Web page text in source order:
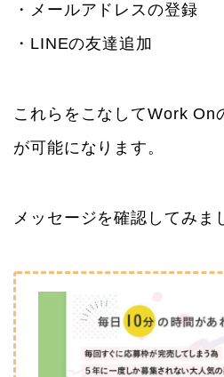
・メールアドレスの登録
・LINEの友達追加
これらをこなしてWork On
が可能になります。
メッセージを確認してみま